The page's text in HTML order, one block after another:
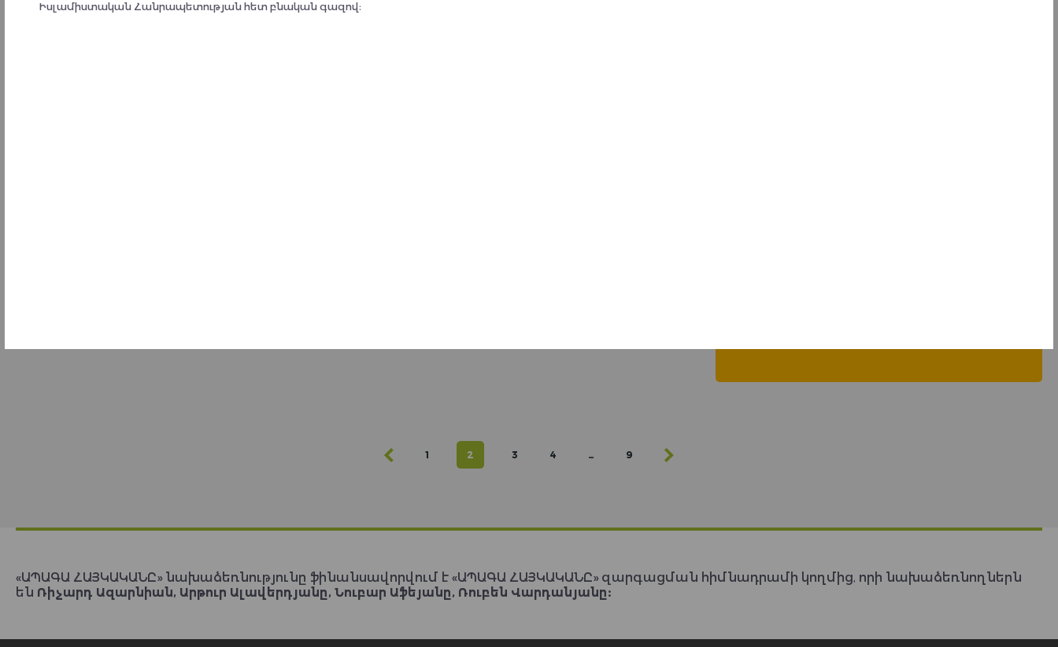
1 2 3 4 … 9
«ԱՊԱԳԱ ՀԱՅԿԱԿԱՆԸ» նախաձեռնությունը ֆինանսավորվում է «ԱՊԱԳԱ ՀԱՅԿԱԿԱՆԸ» զարգացման հիմնադրամի կողմից, որի նախաձեռնողներն
են Ռիչարդ Ազարնիան, Արթուր Ալավերդյանը, Նուբար Աֆեյանը, Ռուբեն Վարդանյանը:
Իսլամիստական Հանրապետության հետ բնական գազով։